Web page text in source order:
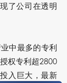
了公司在透明
中最多的专利
权专利超2800
入巨大，最新